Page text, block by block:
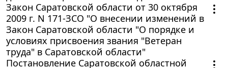
Закон Саратовской области от 30 октября
2009 г. N 171-ЗСО "О внесении изменений в
Закон Саратовской области "О порядке и
условиях присвоения звания "Ветеран
труда" в Саратовской области"
Постановление Саратовской областной